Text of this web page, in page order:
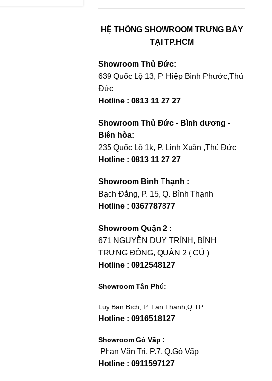
HỆ THỐNG SHOWROOM TRƯNG BÀY
TẠI TP.HCM
Showroom Thủ Đức:
639 Quốc Lộ 13, P. Hiệp Bình Phước,Thủ
Đức
Hotline : 0813 11 27 27
Showroom Thủ Đức - Bình dương -
Biên hòa:
235 Quốc Lộ 1k, P. Linh Xuân ,Thủ Đức
Hotline : 0813 11 27 27
Showroom Bình Thạnh :
Bạch Đằng, P. 15, Q. Bình Thạnh
Hotline : 0367787877
Showroom Quận 2 :
671 NGUYỄN DUY TRÌNH, BÌNH
TRƯNG ĐÔNG, QUẬN 2 ( CỦ )
Hotline : 0912548127
Showroom Tân Phú:
Lũy Bán Bích, P. Tân Thành,Q.TP
Hotline : 0916518127
Showroom Gò Vấp :
Phan Văn Trị, P.7, Q.Gò Vấp
Hotline : 0911597127